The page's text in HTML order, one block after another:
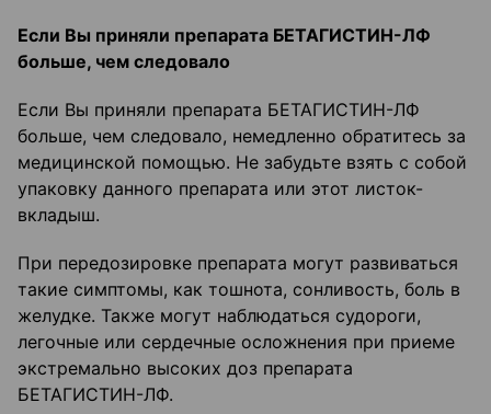
Если Вы приняли препарата БЕТАГИСТИН-ЛФ
больше, чем следовало
Если Вы приняли препарата БЕТАГИСТИН-ЛФ
больше, чем следовало, немедленно обратитесь за
медицинской помощью. Не забудьте взять с собой
упаковку данного препарата или этот листок-
вкладыш.
При передозировке препарата могут развиваться
такие симптомы, как тошнота, сонливость, боль в
желудке. Также могут наблюдаться судороги,
легочные или сердечные осложнения при приеме
экстремально высоких доз препарата
БЕТАГИСТИН-ЛФ.